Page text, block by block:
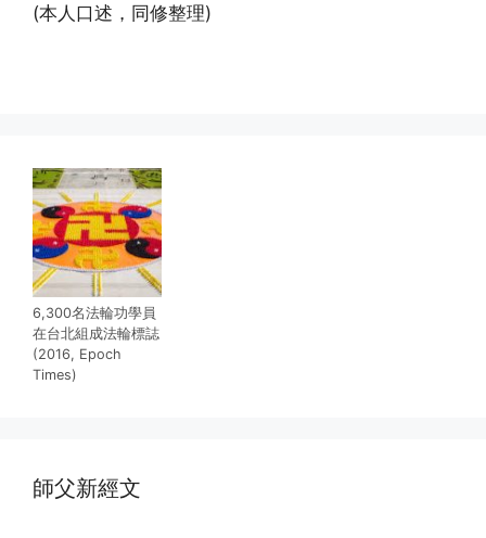
(本人口述，同修整理)
6,300名法輪功學員
在台北組成法輪標誌
(2016, Epoch
Times)
師父新經文